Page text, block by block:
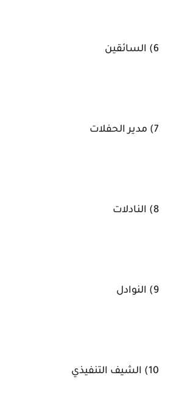
6) السائقين
7) مدير الحفلات
8) النادلات
9) النوادل
10) الشيف التنفيذي